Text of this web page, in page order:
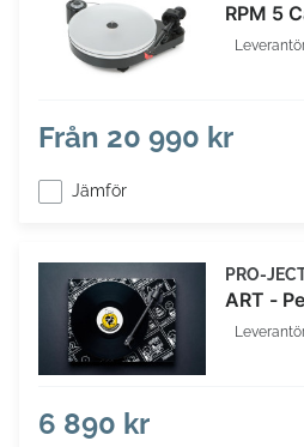
RPM 5
Från 20 990 kr
Jämför
PRO-
ART -
6 890 kr